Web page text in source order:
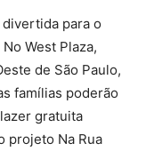
para o
West Plaza,
de São Paulo,
famílias poderão
gratuita
projeto Na Rua